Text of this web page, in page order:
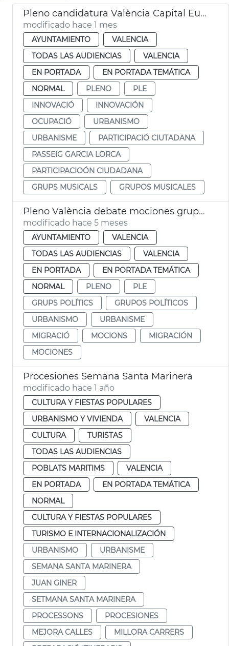
Pleno candidatura València Capital Europea Innovación
modificado hace 1 mes
AYUNTAMIENTO
VALENCIA
TODAS LAS AUDIENCIAS
VALENCIA
EN PORTADA
EN PORTADA TEMÁTICA
NORMAL
PLENO
PLE
INNOVACIÓ
INNOVACIÓN
OCUPACIÓ
URBANISMO
URBANISME
PARTICIPACIÓ CIUTADANA
PASSEIG GARCIA LORCA
PARTICIPACIOÓN CIUDADANA
GRUPS MUSICALS
GRUPOS MUSICALES
Pleno València debate mociones grupos municipales
modificado hace 5 meses
AYUNTAMIENTO
VALENCIA
TODAS LAS AUDIENCIAS
VALENCIA
EN PORTADA
EN PORTADA TEMÁTICA
NORMAL
PLENO
PLE
GRUPS POLÍTICS
GRUPOS POLÍTICOS
URBANISMO
URBANISME
MIGRACIÓ
MOCIONS
MIGRACIÓN
MOCIONES
Procesiones Semana Santa Marinera
modificado hace 1 año
CULTURA Y FIESTAS POPULARES
URBANISMO Y VIVIENDA
VALENCIA
CULTURA
TURISTAS
TODAS LAS AUDIENCIAS
POBLATS MARITIMS
VALENCIA
EN PORTADA
EN PORTADA TEMÁTICA
NORMAL
CULTURA Y FIESTAS POPULARES
TURISMO E INTERNACIONALIZACIÓN
URBANISMO
URBANISME
SEMANA SANTA MARINERA
JUAN GINER
SETMANA SANTA MARINERA
PROCESSONS
PROCESIONES
MEJORA CALLES
MILLORA CARRERS